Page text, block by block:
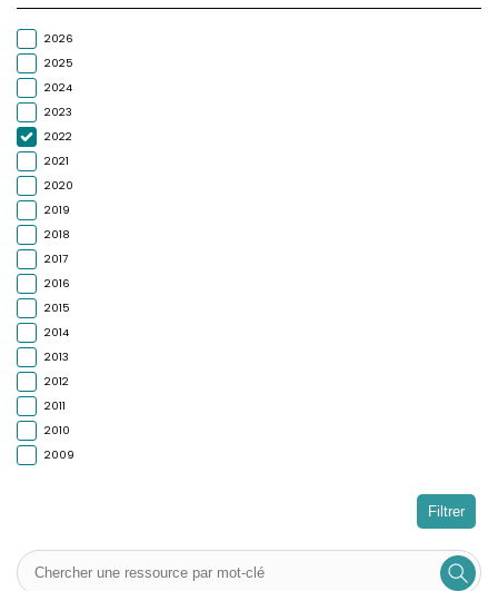
2026
2025
2024
2023
2022
2021
2020
2019
2018
2017
2016
2015
2014
2013
2012
2011
2010
2009
Filtrer